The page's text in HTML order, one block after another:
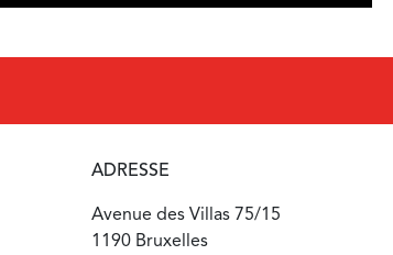
ADRESSE
Avenue des Villas 75/15
1190 Bruxelles